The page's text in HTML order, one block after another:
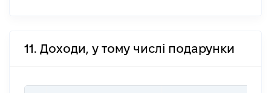
11. Доходи, у тому числі подарунки